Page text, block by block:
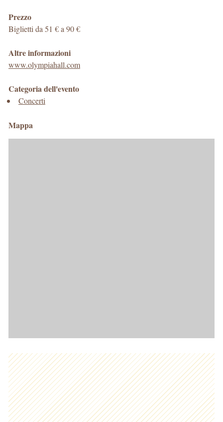
Prezzo
Biglietti da 51 € a 90 €
Altre informazioni
www.olympiahall.com
Categoria dell'evento
Concerti
Mappa